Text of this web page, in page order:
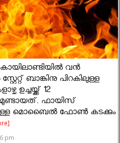
വന്‍
ബാങ്കിനു പിറകിലുള്ള
ഉച്ചയ്ക്ക് 12
ഫായിസ്
മൊബൈല്‍ ഫോണ്‍ കടക്കും
pm